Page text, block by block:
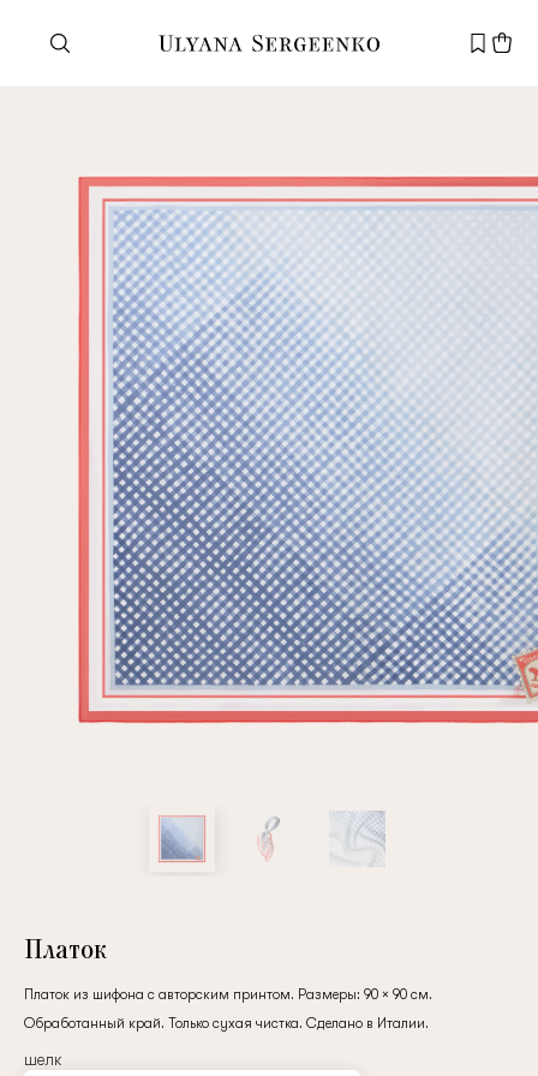
Служба поддержки+7 495 105 70 25
support@ulyanasergeenko.com
Пн—Пт
11—19
Новый
клиент
Электронная почта
Пароль
Повтор пароля
Дата рождения
Нажимая на кнопку "Регистрация", вы соглашаетесь с
политики конфиденциальности
Зарегистрированный
Платок
Платок из шифона с авторским принтом. Размеры: 90 × 90 см.
Обработанный край. Только сухая чистка. Сделано в Италии.
шелк